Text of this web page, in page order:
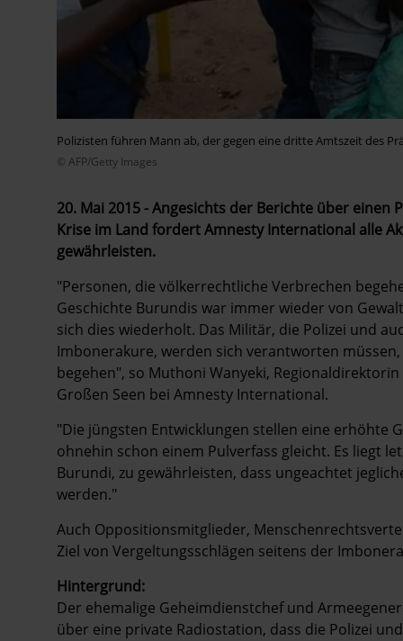
Polizisten führen Mann ab, der gegen eine dritte Amtszeit des
© AFP/Getty Images
20. Mai 2015 - Angesichts der Berichte über
Krise im Land fordert Amnesty International alle
gewährleisten.
"Personen, die völkerrechtliche Verbrechen
Geschichte Burundis war immer wieder von
sich dies wiederholt. Das Militär, die Polizei und
Imbonerakure, werden sich verantworten
begehen", so Muthoni Wanyeki,
Großen Seen bei Amnesty International.
"Die jüngsten Entwicklungen stellen eine erhöhte
ohnehin schon einem Pulverfass gleicht. Es liegt
Burundi, zu gewährleisten, dass ungeachtet
werden."
Auch Oppositionsmitglieder,
Ziel von Vergeltungsschlägen seitens der
Hintergrund:
Der ehemalige Geheimdienstchef und
über eine private Radiostation, dass die Polizei